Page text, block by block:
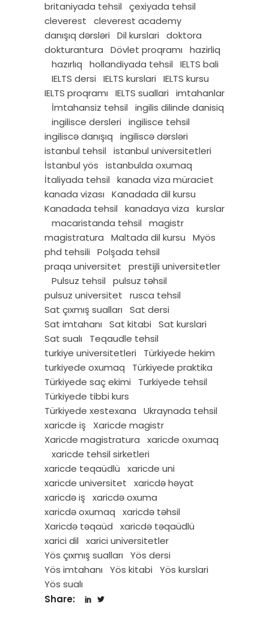
britaniyada tehsil
çexiyada tehsil
cleverest
cleverest academy
danışıq dərsləri
Dil kurslari
doktora
dokturantura
Dövlet proqramı
hazirliq
hazırlıq
hollandiyada tehsil
IELTS bali
IELTS dersi
IELTS kurslari
IELTS kursu
IELTS proqramı
IELTS suallari
imtahanlar
İmtahansiz tehsil
ingilis dilinde danisiq
ingilisce dersleri
ingilisce tehsil
ingiliscə danışıq
ingiliscə dərsləri
istanbul tehsil
istanbul universitetleri
İstanbul yös
istanbulda oxumaq
İtaliyada tehsil
kanada viza müraciet
kanada vizası
Kanadada dil kursu
Kanadada tehsil
kanadaya viza
kurslar
macaristanda tehsil
magistr
magistratura
Maltada dil kursu
Myös
phd tehsili
Polşada tehsil
praqa universitet
prestijli universitetler
Pulsuz tehsil
pulsuz təhsil
pulsuz universitet
rusca tehsil
Sat çıxmış sualları
Sat dersi
Sat imtahanı
Sat kitabi
Sat kurslari
Sat sualı
Teqaudle tehsil
turkiye universitetleri
Türkiyede hekim
turkiyede oxumaq
Türkiyede praktika
Türkiyede saç ekimi
Turkiyede tehsil
Türkiyede tibbi kurs
Türkiyede xestexana
Ukraynada tehsil
xaricde iş
Xaricde magistr
Xaricde magistratura
xaricde oxumaq
xaricde tehsil sirketleri
xaricde teqaüdlü
xaricde uni
xaricde universitet
xaricdə həyat
xaricdə iş
xaricdə oxuma
xaricdə oxumaq
xaricdə təhsil
Xaricdə təqaüd
xaricdə təqaüdlü
xarici dil
xarici universitetler
Yös çıxmış sualları
Yös dersi
Yös imtahanı
Yös kitabi
Yös kurslari
Yös sualı
Share: